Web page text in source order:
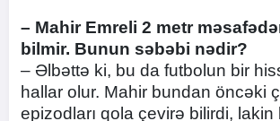
– Mahir Emreli 2 metr
bilmir. Bunun səbəbi nədir?
– Əlbəttə ki, bu da futbolun bir
hallar olur. Mahir bundan öncəki
epizodları qola çevirə bilirdi, lakin